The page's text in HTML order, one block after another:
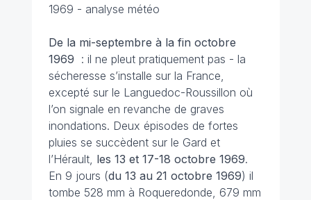
1969 - analyse météo
De la mi-septembre à la fin octobre
1969 : il ne pleut pratiquement pas - la
sécheresse s’installe sur la France,
excepté sur le Languedoc-Roussillon où
l’on signale en revanche de graves
inondations. Deux épisodes de fortes
pluies se succèdent sur le Gard et
l’Hérault, les 13 et 17-18 octobre 1969.
En 9 jours (du 13 au 21 octobre 1969) il
tombe 528 mm à Roqueredonde, 679 mm